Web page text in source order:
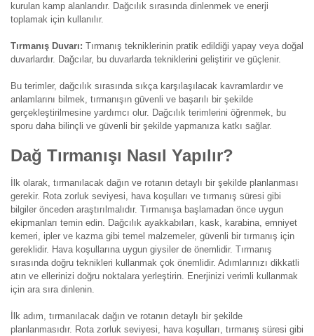
kurulan kamp alanlarıdır. Dağcılık sırasında dinlenmek ve enerji
toplamak için kullanılır.
Tırmanış Duvarı: Tırmanış tekniklerinin pratik edildiği yapay veya doğal
duvarlardır. Dağcılar, bu duvarlarda tekniklerini geliştirir ve güçlenir.
Bu terimler, dağcılık sırasında sıkça karşılaşılacak kavramlardır ve
anlamlarını bilmek, tırmanışın güvenli ve başarılı bir şekilde
gerçekleştirilmesine yardımcı olur. Dağcılık terimlerini öğrenmek, bu
sporu daha bilinçli ve güvenli bir şekilde yapmanıza katkı sağlar.
Dağ Tırmanışı Nasıl Yapılır?
İlk olarak, tırmanılacak dağın ve rotanın detaylı bir şekilde planlanması
gerekir. Rota zorluk seviyesi, hava koşulları ve tırmanış süresi gibi
bilgiler önceden araştırılmalıdır. Tırmanışa başlamadan önce uygun
ekipmanları temin edin. Dağcılık ayakkabıları, kask, karabina, emniyet
kemeri, ipler ve kazma gibi temel malzemeler, güvenli bir tırmanış için
gereklidir. Hava koşullarına uygun giysiler de önemlidir. Tırmanış
sırasında doğru teknikleri kullanmak çok önemlidir. Adımlarınızı dikkatli
atın ve ellerinizi doğru noktalara yerleştirin. Enerjinizi verimli kullanmak
için ara sıra dinlenin.
İlk adım, tırmanılacak dağın ve rotanın detaylı bir şekilde
planlanmasıdır. Rota zorluk seviyesi, hava koşulları, tırmanış süresi gibi